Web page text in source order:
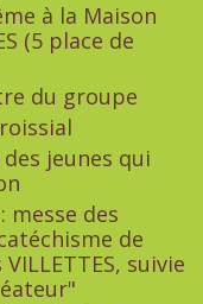
à la Maison
(5 place de
du groupe
jeunes qui
messe des
de
VILLETTES, suivie